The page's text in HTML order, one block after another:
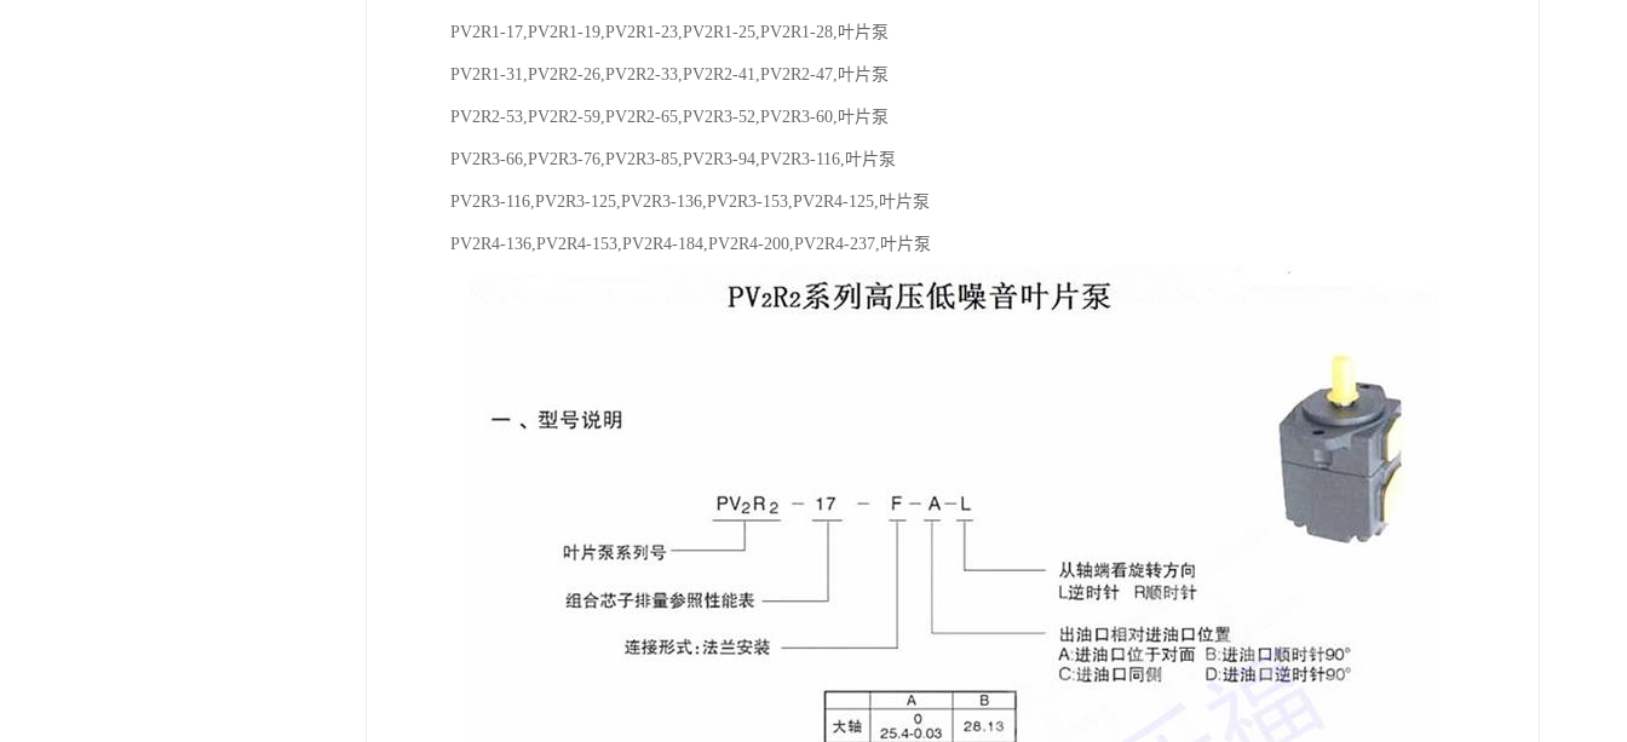
PV2R1-17,PV2R1-19,PV2R1-23,PV2R1-25,PV2R1-28,叶片泵
PV2R1-31,PV2R2-26,PV2R2-33,PV2R2-41,PV2R2-47,叶片泵
PV2R2-53,PV2R2-59,PV2R2-65,PV2R3-52,PV2R3-60,叶片泵
PV2R3-66,PV2R3-76,PV2R3-85,PV2R3-94,PV2R3-116,叶片泵
PV2R3-116,PV2R3-125,PV2R3-136,PV2R3-153,PV2R4-125,叶片泵
PV2R4-136,PV2R4-153,PV2R4-184,PV2R4-200,PV2R4-237,叶片泵